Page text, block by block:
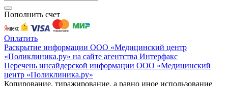
Пополнить счет
Оплатить
Раскрытие информации ООО «Медицинский центр
«Поликлиника.ру» на сайте агентства Интерфакс
Перечень инсайдерской информации ООО «Медицинский
центр «Поликлиника.ру»
Копирование, тиражирование, а равно иное использование